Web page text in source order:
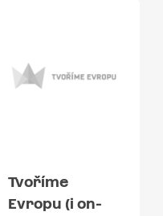
Tvoříme
Evropu (i on-